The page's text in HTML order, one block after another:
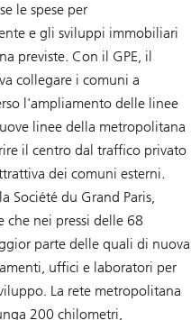
le spese per
e gli sviluppi immobiliari
previste. Con il GPE, il
collegare i comuni a
l'ampliamento delle linee
linee della metropolitana
il centro dal traffico privato
dei comuni esterni.
Société du Grand Paris,
che nei pressi delle 68
parte delle quali di nuova
uffici e laboratori per
La rete metropolitana
200 chilometri,